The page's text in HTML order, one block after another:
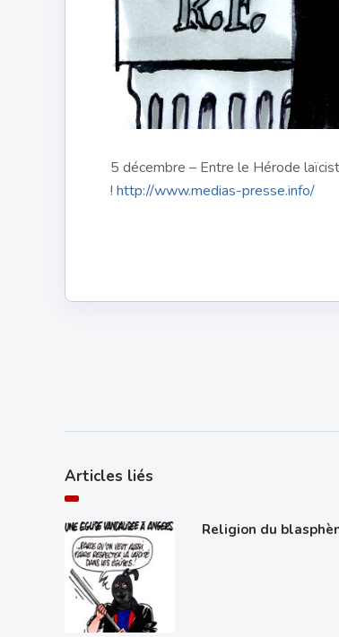
5 décembre – Entre le Hérode
! http://www.medias-presse.info/
Articles liés
Religion du